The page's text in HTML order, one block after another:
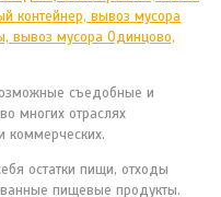
съедобные и
многих отраслях
коммерческих.
остатки пищи, отходы
пищевые продукты.